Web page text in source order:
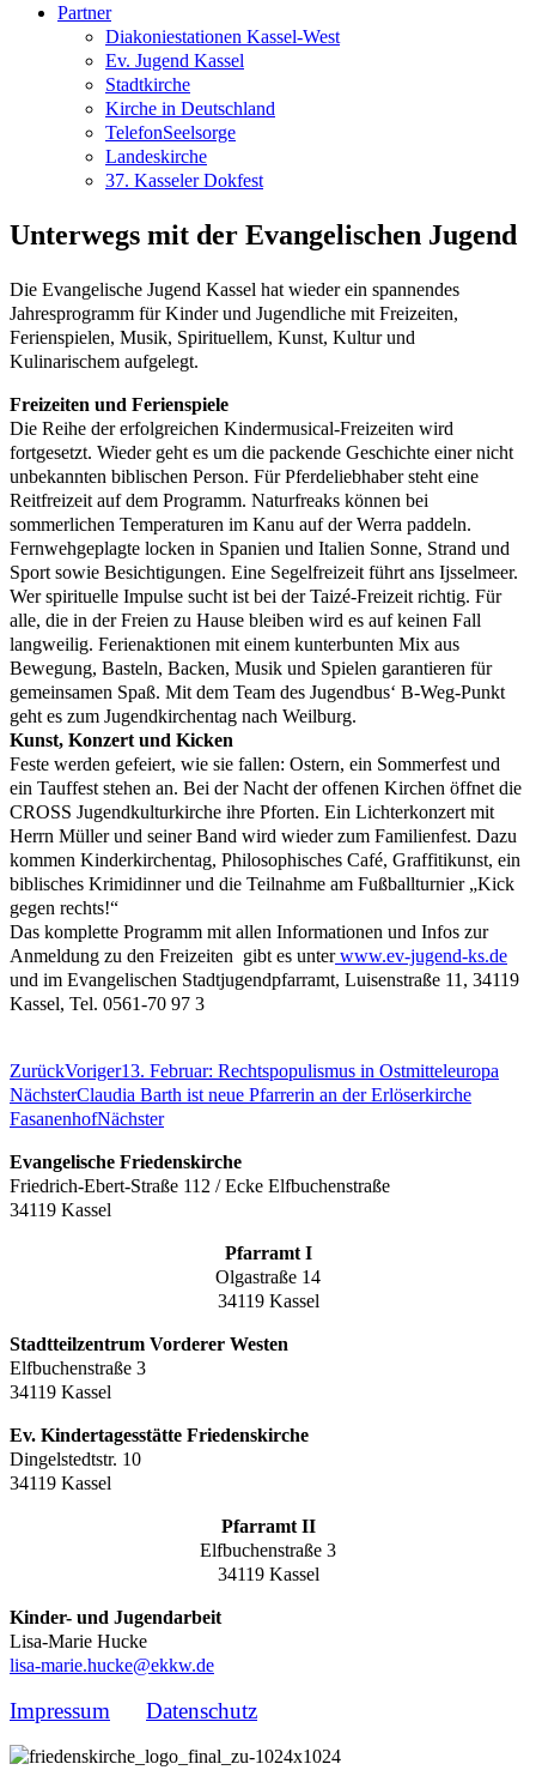
Partner
Diakoniestationen Kassel-West
Ev. Jugend Kassel
Stadtkirche
Kirche in Deutschland
TelefonSeelsorge
Landeskirche
37. Kasseler Dokfest
Unterwegs mit der Evangelischen Jugend
Die Evangelische Jugend Kassel hat wieder ein spannendes
Jahresprogramm für Kinder und Jugendliche mit Freizeiten,
Ferienspielen, Musik, Spirituellem, Kunst, Kultur und
Kulinarischem aufgelegt.
Freizeiten und Ferienspiele
Die Reihe der erfolgreichen Kindermusical-Freizeiten wird
fortgesetzt. Wieder geht es um die packende Geschichte einer nicht
unbekannten biblischen Person. Für Pferdeliebhaber steht eine
Reitfreizeit auf dem Programm. Naturfreaks können bei
sommerlichen Temperaturen im Kanu auf der Werra paddeln.
Fernwehgeplagte locken in Spanien und Italien Sonne, Strand und
Sport sowie Besichtigungen. Eine Segelfreizeit führt ans Ijsselmeer.
Wer spirituelle Impulse sucht ist bei der Taizé-Freizeit richtig. Für
alle, die in der Freien zu Hause bleiben wird es auf keinen Fall
langweilig. Ferienaktionen mit einem kunterbunten Mix aus
Bewegung, Basteln, Backen, Musik und Spielen garantieren für
gemeinsamen Spaß. Mit dem Team des Jugendbus‘ B-Weg-Punkt
geht es zum Jugendkirchentag nach Weilburg.
Kunst, Konzert und Kicken
Feste werden gefeiert, wie sie fallen: Ostern, ein Sommerfest und
ein Tauffest stehen an. Bei der Nacht der offenen Kirchen öffnet die
CROSS Jugendkulturkirche ihre Pforten. Ein Lichterkonzert mit
Herrn Müller und seiner Band wird wieder zum Familienfest. Dazu
kommen Kinderkirchentag, Philosophisches Café, Graffitikunst, ein
biblisches Krimidinner und die Teilnahme am Fußballturnier „Kick
gegen rechts!“
Das komplette Programm mit allen Informationen und Infos zur
Anmeldung zu den Freizeiten gibt es unterwww.ev-jugend-ks.de
und im Evangelischen Stadtjugendpfarramt, Luisenstraße 11, 34119
Kassel, Tel. 0561-70 97 3
ZurückVoriger13. Februar: Rechtspopulismus in Ostmitteleuropa
NächsterClaudia Barth ist neue Pfarrerin an der Erlöserkirche
FasanenhofNächster
Evangelische Friedenskirche
Friedrich-Ebert-Straße 112 / Ecke Elfbuchenstraße
34119 Kassel
Pfarramt I
Olgastraße 14
34119 Kassel
Stadtteilzentrum Vorderer Westen
Elfbuchenstraße 3
34119 Kassel
Ev. Kindertagesstätte Friedenskirche
Dingelstedtstr. 10
34119 Kassel
Pfarramt II
Elfbuchenstraße 3
34119 Kassel
Kinder- und Jugendarbeit
Lisa-Marie Hucke
lisa-marie.hucke@ekkw.de
Impressum Datenschutz